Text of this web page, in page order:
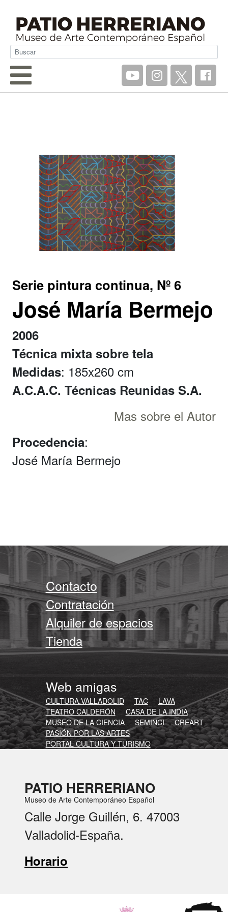
Serie pintura continua, Nº 6
José María Bermejo
2006
Técnica mixta sobre tela
Medidas: 185x260 cm
A.C.A.C. Técnicas Reunidas S.A.
Mas sobre el Autor
Procedencia:
José María Bermejo
Contacto
Contratación
Alquiler de espacios
Tienda
Web amigas
CULTURA.VALLADOLID TAC
LAVA
TEATRO CALDERÓN
CASA DE LA INDIA
MUSEO DE LA CIENCIA
SEMINCI
CREART
PASIÓN POR LAS ARTES
PORTAL CULTURA Y TURISMO
PATIO HERRERIANO
Museo de Arte Contemporáneo Español
Calle Jorge Guillén, 6. 47003
Valladolid-España.
Horario